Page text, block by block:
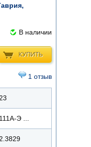
В наличии
КУПИТЬ
1 отзыв
Э ...